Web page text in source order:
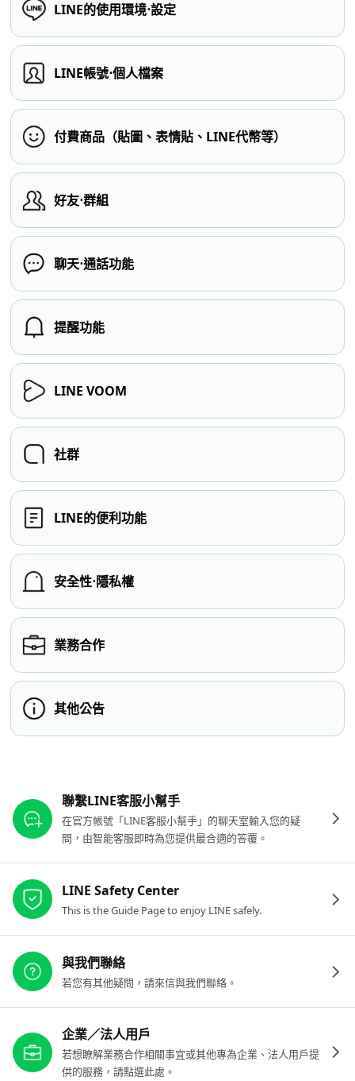
LINE的使用環境⋅設定
LINE帳號⋅個人檔案
付費商品（貼圖、表情貼、LINE代幣等）
好友⋅群組
聊天⋅通話功能
提醒功能
LINE VOOM
社群
LINE的便利功能
安全性⋅隱私權
業務合作
其他公告
聯繫LINE客服小幫手
在官方帳號「LINE客服小幫手」的聊天室輸入您的疑
問，由智能客服即時為您提供最合適的答覆。
LINE Safety Center
This is the Guide Page to enjoy LINE safely.
與我們聯絡
若您有其他疑問，請來信與我們聯絡。
企業／法人用戶
若想瞭解業務合作相關事宜或其他專為企業、法人用戶提
供的服務，請點選此處。